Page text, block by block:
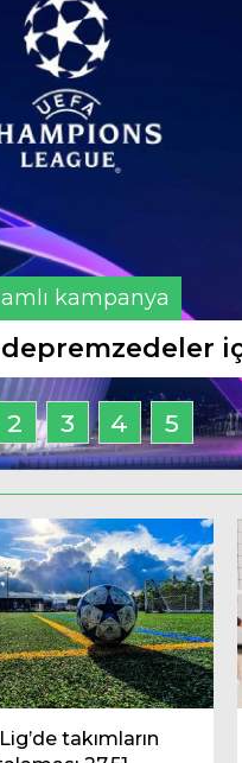
kampanya
2 3 4 5
takımların